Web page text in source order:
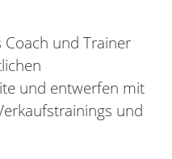
und Trainer
und entwerfen mit
und